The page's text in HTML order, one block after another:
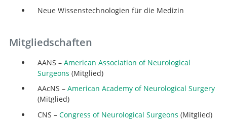
Neue Wissenstechnologien für die Medizin
Mitgliedschaften
AANS – American Association of Neurological
Surgeons (Mitglied)
AAcNS – American Academy of Neurological Surgery
(Mitglied)
CNS – Congress of Neurological Surgeons (Mitglied)